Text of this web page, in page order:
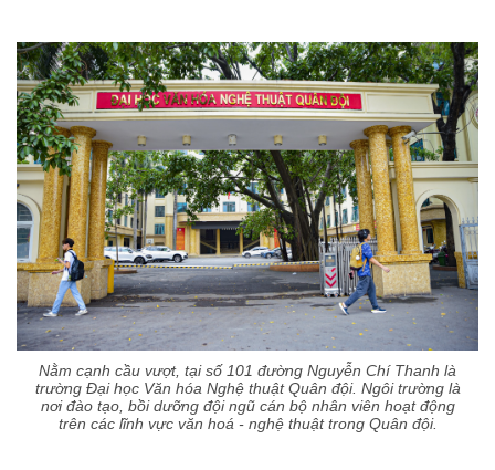
Nằm cạnh cầu vượt, tại số 101 đường Nguyễn Chí Thanh là
trường Đại học Văn hóa Nghệ thuật Quân đội. Ngôi trường là
nơi đào tạo, bồi dưỡng đội ngũ cán bộ nhân viên hoạt động
trên các lĩnh vực văn hoá - nghệ thuật trong Quân đội.